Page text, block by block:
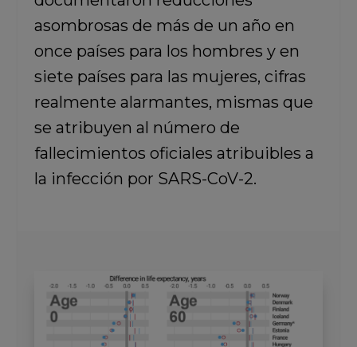
asombrosas de más de un año en
once países para los hombres y en
siete países para las mujeres, cifras
realmente alarmantes, mismas que
se atribuyen al número de
fallecimientos oficiales atribuibles a
la infección por SARS-CoV-2.